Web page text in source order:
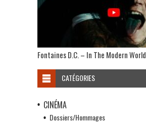
Fontaines D.C. – In The Modern World
CATÉGORIES
CINÉMA
Dossiers/Hommages